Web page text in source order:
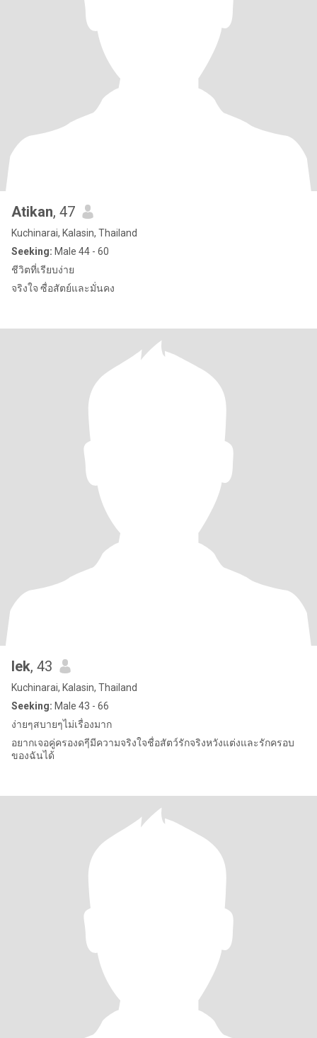
Atikan, 47
Kuchinarai, Kalasin, Thailand
Seeking: Male 44 - 60
ชีวิตที่เรียบง่าย
จริงใจ ซื่อสัตย์และมั่นคง
lek, 43
Kuchinarai, Kalasin, Thailand
Seeking: Male 43 - 66
ง่ายๆสบายๆไม่เรื่องมาก
อยากเจอคู่ครองดๆีมีความจริงใจชื่อสัตว์รักจริงหวังแต่งและรักครอบ
ของฉันได้